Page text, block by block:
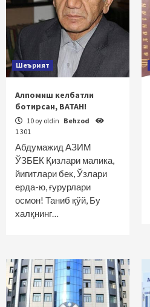
Шеърият
Алпомиш келбатли
ботирсан, ВАТАН!
10 oy oldin Behzod
1 301
Абдумажид АЗИМ
ЎЗБЕК Қизлари малика,
йигитлари бек, Ўзлари
ерда-ю, ғурурлари
осмон! Таниб қўй, Бу
халқнинг…